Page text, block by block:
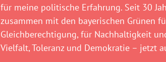
für meine politische Erfahrung. Seit 30
zusammen mit den bayerischen Grünen
Gleichberechtigung, für Nachhaltigkeit
Vielfalt, Toleranz und Demokratie – jetzt